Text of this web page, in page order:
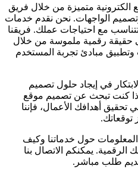
الكترونية متميزة من خلال فريق
الواجهات. نحن نقدم خدمات
مع احتياجات عملك. فريقنا
حقيقة رقمية ملموسة من خلال
وتطبيق مبادئ تجربة المستخدم
في إيجاد حلول تصميم
إذا كنت تبحث عن تصميم موقع
أهدافك الأعمال، فإننا
توقعاتك.
حول خدماتنا وكيف
يمكنكم الاتصال بنا
طلب مباشر.